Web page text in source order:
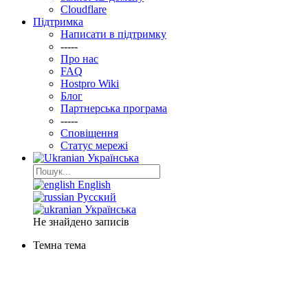
Clоudflare
Підтримка
Написати в підтримку
-----
Про нас
FAQ
Hostpro Wiki
Блог
Партнерська програма
-----
Сповіщення
Статус мережі
Українська
English
Русский
Українська
Не знайдено записів
Темна тема